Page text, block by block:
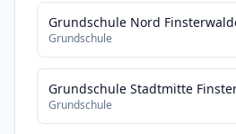
Grundschule Nord
Grundschule
Grundschule Stadtmitte
Grundschule